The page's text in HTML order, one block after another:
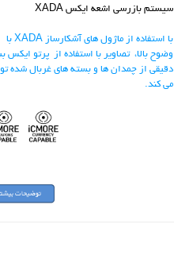
سیستم بازرسی اشعه ایکس XADA
با استفاده از ماژول های آشکارساز XADA با
وضوح بالا، تصاویر با استفاده از پرتو ایکس
دقیقی از چمدان ها و بسته های غربال شده
می کند.